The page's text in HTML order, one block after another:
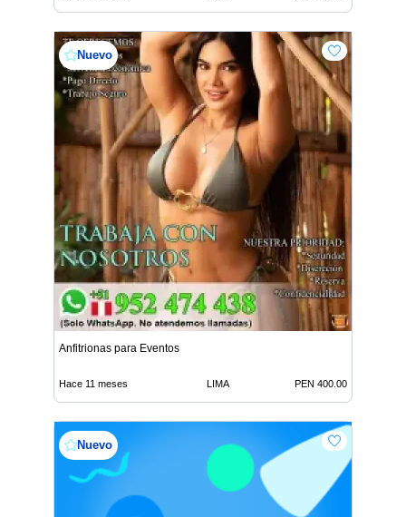
Nuevo
Anfitrionas para Eventos
Hace 11 meses LIMA PEN 400.00
Nuevo